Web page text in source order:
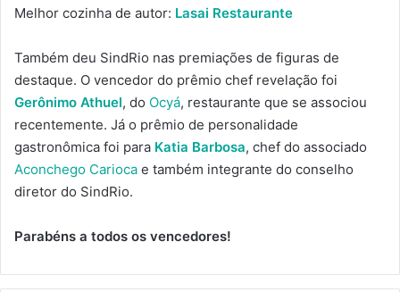
Melhor cozinha de autor: Lasai Restaurante
Também deu SindRio nas premiações de figuras de
destaque. O vencedor do prêmio chef revelação foi
Gerônimo Athuel, do Ocyá, restaurante que se associou
recentemente. Já o prêmio de personalidade
gastronômica foi para Katia Barbosa, chef do associado
Aconchego Carioca e também integrante do conselho
diretor do SindRio.
Parabéns a todos os vencedores!